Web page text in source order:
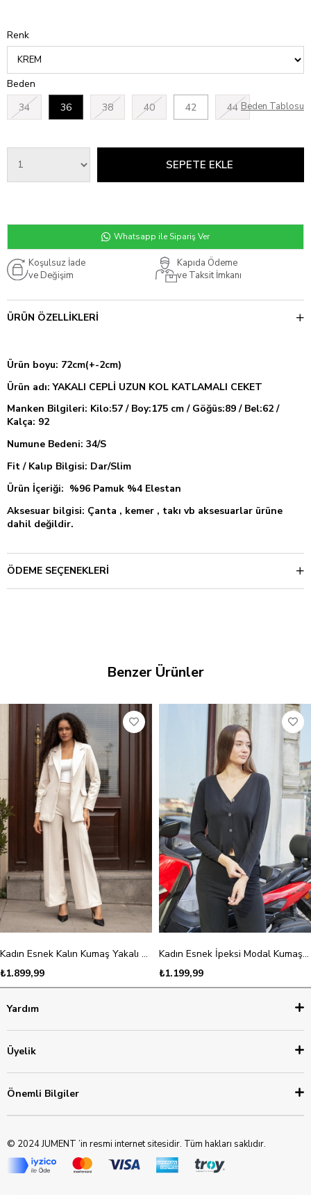
Renk
Beden
34
36 38 40 42 44 Beden Tablosu
Whatsapp ile Sipariş Ver
Koşulsuz İade
ve Değişim
Kapıda Ödeme
ve Taksit İmkanı
ÜRÜN ÖZELLIKLERI
Ürün boyu: 72cm(+-2cm)
Ürün adı:YAKALI CEPLİ UZUN KOL KATLAMALI CEKET
Manken Bilgileri: Kilo:57 / Boy:175 cm / Göğüs:89 / Bel:62 /
Kalça: 92
Numune Bedeni: 34/S
Fit / Kalıp Bilgisi: Dar/Slim
Ürün İçeriği: %96 Pamuk %4 Elestan
Aksesuar bilgisi: Çanta , kemer , takı vb aksesuarlar ürüne
dahil değildir.
ÖDEME SEÇENEKLERI
Benzer Ürünler
Kadın Esnek Kalın Kumaş Yakalı Cep Kapaklı Uzun Kol Çift Düğmeli Blazer Ceket-Krem
₺1.899,99
Kadın Esnek İpeksi Modal Kumaş V Yaka Uzun Kol Düğmeli Ceket-Siyah
₺1.199,99
Yardım
Üyelik
Önemli Bilgiler
© 2024 JUMENT ’in resmi internet sitesidir. Tüm hakları saklıdır.